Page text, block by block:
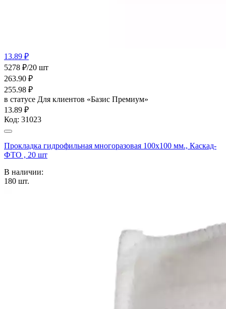
13.89 ₽
5278 ₽/20 шт
263.90 ₽
255.98 ₽
в статусе Для клиентов «Базис Премиум»
13.89 ₽
Код: 31023
Прокладка гидрофильная многоразовая 100x100 мм., Каскад-
ФТО , 20 шт
В наличии:
180 шт.